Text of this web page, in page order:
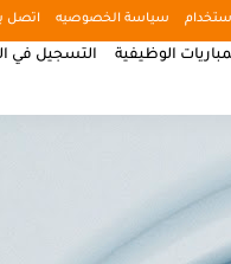
سياسة الخصوصيه اتصل
الوظيفية التسجيل في